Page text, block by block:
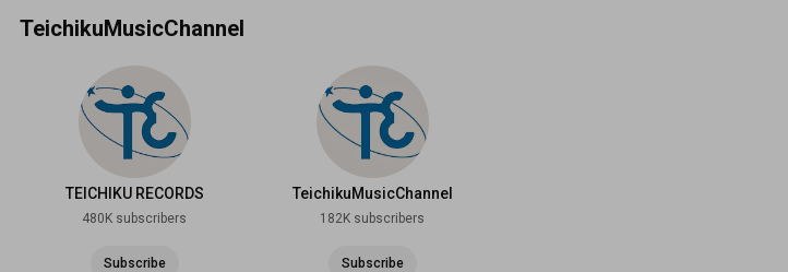
TeichikuMusicChannel
TEICHIKU RECORDS
480K subscribers
Subscribe
TeichikuMusicChannel
182K subscribers
Subscribe